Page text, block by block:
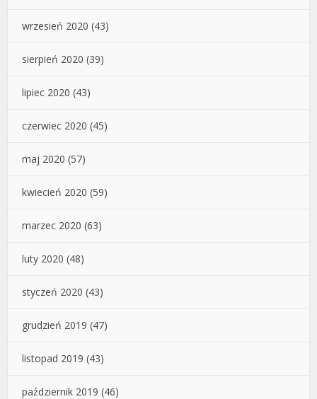
wrzesień 2020 (43)
sierpień 2020 (39)
lipiec 2020 (43)
czerwiec 2020 (45)
maj 2020 (57)
kwiecień 2020 (59)
marzec 2020 (63)
luty 2020 (48)
styczeń 2020 (43)
grudzień 2019 (47)
listopad 2019 (43)
październik 2019 (46)